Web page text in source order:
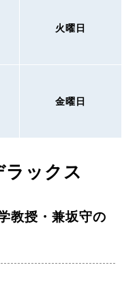
火曜日
金曜日
ックス
教授・兼坂守の